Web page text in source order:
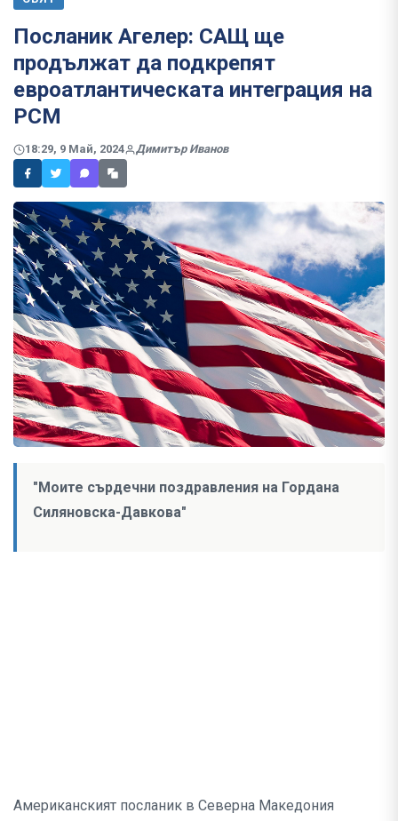
Посланик Агелер: САЩ ще
продължат да подкрепят
евроатлантическата интеграция на
РСМ
18:29, 9 Май, 2024 Димитър Иванов
"Моите сърдечни поздравления на Гордана
Силяновска-Давкова"
Американският посланик в Северна Македония